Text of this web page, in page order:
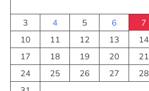
3
4 5 6 7
10
11 12 13 14
17
18 19 20 21
24
25 26 27 28